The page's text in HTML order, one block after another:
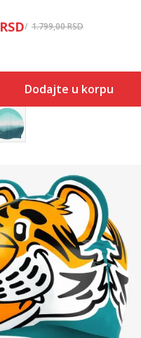
RSD 1.799,00RSD
Dodajte u korpu
Uporedi